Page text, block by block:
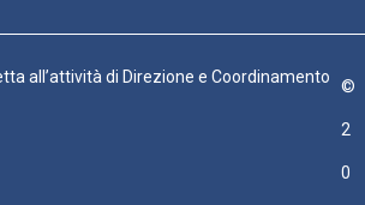
all’attività di Direzione e Coordinamento
©
2
0